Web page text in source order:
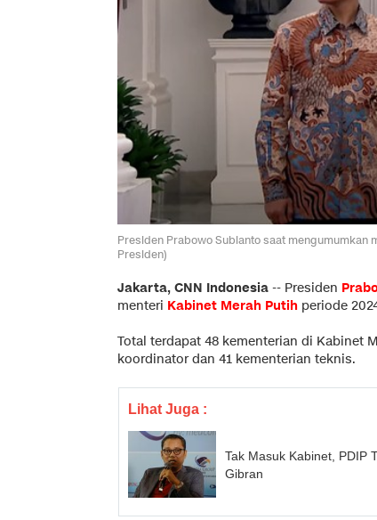
Presiden Prabowo Subianto saat mengumumkan
Presiden)
Jakarta, CNN Indonesia -- Presiden
menteri Kabinet Merah Putih periode
Total terdapat 48 kementerian di Kabinet
koordinator dan 41 kementerian teknis.
Lihat Juga :
Tak Masuk Kabinet, PDIP
Gibran